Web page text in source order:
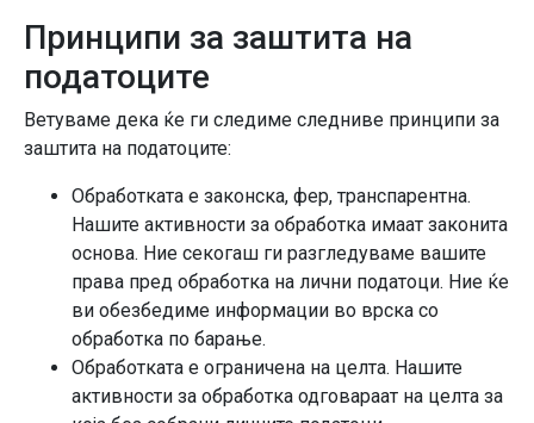
Принципи за заштита на
податоците
Ветуваме дека ќе ги следиме следниве принципи за
заштита на податоците:
Обработката е законска, фер, транспарентна.
Нашите активности за обработка имаат законита
основа. Ние секогаш ги разгледуваме вашите
права пред обработка на лични податоци. Ние ќе
ви обезбедиме информации во врска со
обработка по барање.
Обработката е ограничена на целта. Нашите
активности за обработка одговараат на целта за